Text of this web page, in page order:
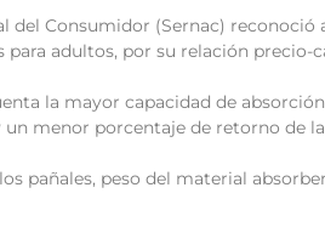
del Consumidor (Sernac) reconoció
adultos, por su relación precio-
la mayor capacidad de
menor porcentaje de retorno de
pañales, peso del material